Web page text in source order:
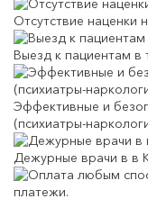
Отсутствие наценки
Выезд к пациентам в
Эффективные и
(психиатры-
Дежурные врачи в в